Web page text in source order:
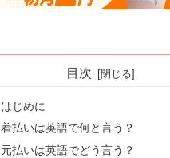
目次
はじめに
着払いは英語で何と言う？
元払いは英語でどう言う？